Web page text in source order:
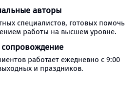
авторы
специалистов, готовых помочь
работы на высшем уровне.
работает ежедневно с 9:00
и праздников.